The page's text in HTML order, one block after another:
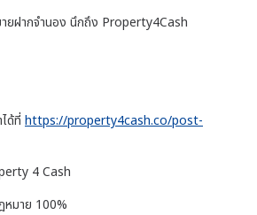
ยฝากจำนอง นึกถึง Property4Cash
ด้ที่ https://property4cash.co/post-
4 Cash
หมาย 100%